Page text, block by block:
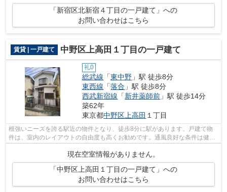
「新宿区北新宿４丁目の一戸建て」への
お問い合わせはこちら
賃貸 | 一戸建て 中野区上高田１丁目の一戸建て
礼0
総武線 「東中野 」駅 徒歩8分
東西線 「落合 」駅 徒歩8分
西武新宿線 「新井薬師前 」駅 徒歩14分
築62年
東京都中野区 上高田 １丁目
根強いニーズを誇る駅近の物件となり、徒歩8分に駅があります。戸建て物
件は、室内のレイアウトの自由度も高くお勧めです。通風良好な条件は健康
現在空室情報がありません。
「中野区上高田１丁目の一戸建て」への
お問い合わせはこちら